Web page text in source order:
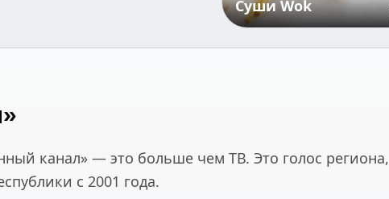
канал» — это больше чем ТВ. Это голос региона,
с 2001 года.